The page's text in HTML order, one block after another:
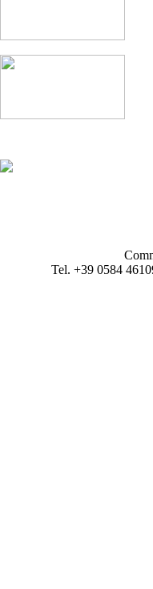
Tel. +39 0584